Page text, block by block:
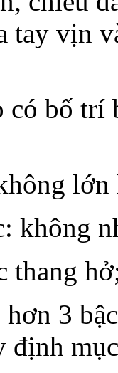
tay vịn
bố trí
không
thang
3
định